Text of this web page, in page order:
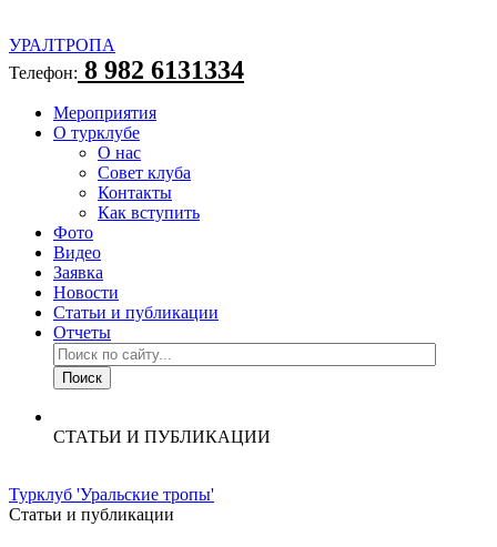
УРАЛТРОПА
Телефон: 8 982 6131334
Мероприятия
О турклубе
О нас
Совет клуба
Контакты
Как вступить
Фото
Видео
Заявка
Новости
Статьи и публикации
Отчеты
СТАТЬИ И ПУБЛИКАЦИИ
Турклуб 'Уральские тропы'
Статьи и публикации